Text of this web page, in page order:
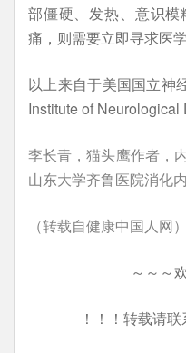
部僵硬、发热、意识
痛，则需要立即寻求医学
以上来自于美国国立神
Institute of Neurological
李长青，猫头鹰作者，
山东大学齐鲁医院消化
（转载自健康中国人网）
～～～
！！！转载请